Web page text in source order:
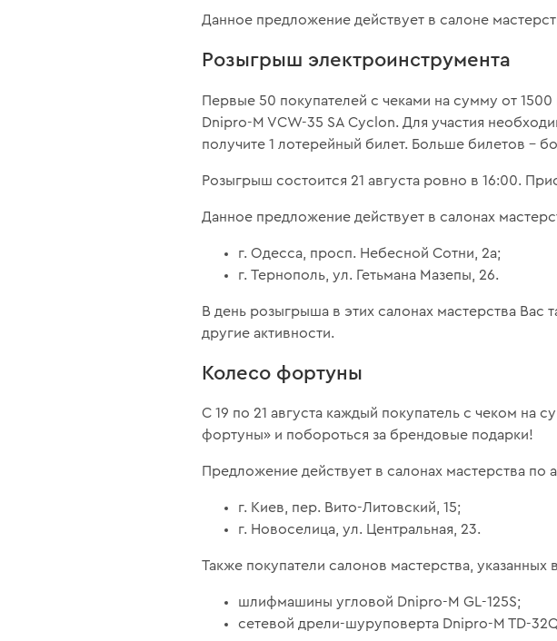
Данное предложение действует в салоне
Розыгрыш электроинструмента
Первые 50 покупателей с чеками на сумму от
Dnipro-M VCW-35 SA Cyclon. Для участия
получите 1 лотерейный билет. Больше билетов –
Розыгрыш состоится 21 августа ровно в 16:00.
Данное предложение действует в салонах
г. Одесса, просп. Небесной Сотни, 2а;
г. Тернополь, ул. Гетьмана Мазепы, 26.
В день розыгрыша в этих салонах мастерства
другие активности.
Колесо фортуны
С 19 по 21 августа каждый покупатель с чеком на
фортуны» и побороться за брендовые подарки!
Предложение действует в салонах мастерства по
г. Киев, пер. Вито-Литовский, 15;
г. Новоселица, ул. Центральная, 23.
Также покупатели салонов мастерства,
шлифмашины угловой Dnipro-M GL-125S;
сетевой дрели-шуруповерта Dnipro-M TD-